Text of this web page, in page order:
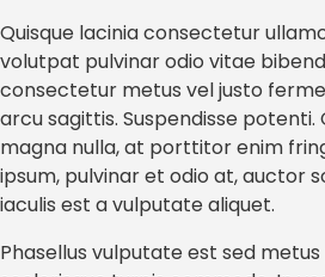
Quisque lacinia consectetur
volutpat pulvinar odio vitae
consectetur metus vel justo
arcu sagittis. Suspendisse
magna nulla, at porttitor enim
ipsum, pulvinar et odio at, auctor
iaculis est a vulputate aliquet.
Phasellus vulputate est sed